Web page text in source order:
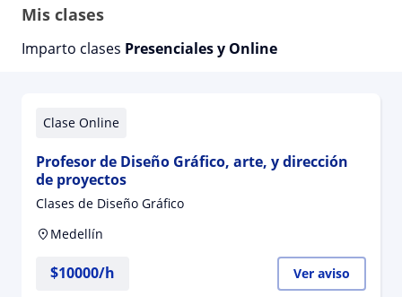
Mis clases
Imparto clases Presenciales y Online
Clase Online
Profesor de Diseño Gráfico, arte, y dirección
de proyectos
Clases de Diseño Gráfico
Medellín
$10000/h Ver aviso